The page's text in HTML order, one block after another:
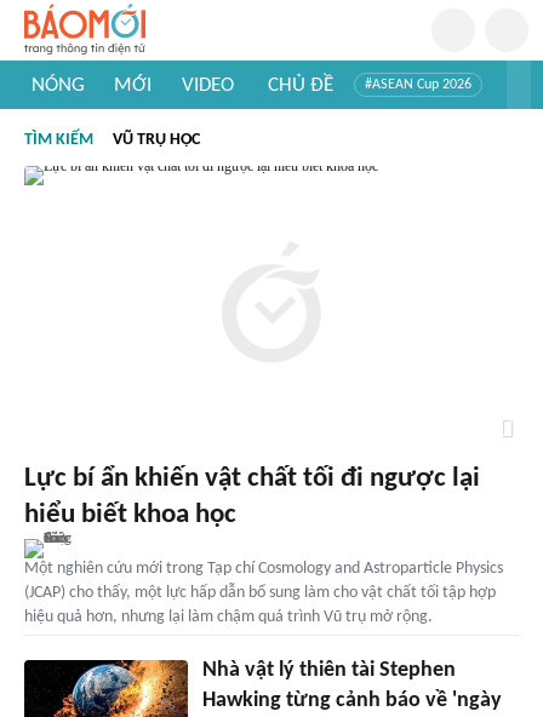
NÓNG MỚI VIDEO CHỦ ĐỀ #ASEAN Cup 2026
#Khám phá thế giới
TÌM KIẾM VŨ TRỤ HỌC
Lực bí ẩn khiến vật chất tối đi ngược lại
hiểu biết khoa học
Một nghiên cứu mới trong Tạp chí Cosmology and Astroparticle Physics
(JCAP) cho thấy, một lực hấp dẫn bổ sung làm cho vật chất tối tập hợp
hiệu quả hơn, nhưng lại làm chậm quá trình Vũ trụ mở rộng.
Nhà vật lý thiên tài Stephen
Hawking từng cảnh báo về 'ngày